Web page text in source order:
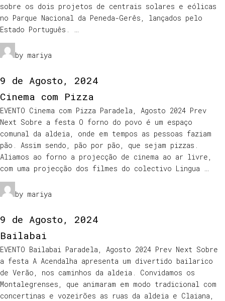
sobre os dois projetos de centrais solares e eólicas
no Parque Nacional da Peneda-Gerês, lançados pelo
Estado Português. …
by mariya
9 de Agosto, 2024
Cinema com Pizza
EVENTO Cinema com Pizza Paradela, Agosto 2024 Prev
Next Sobre a festa O forno do povo é um espaço
comunal da aldeia, onde em tempos as pessoas faziam
pão. Assim sendo, pão por pão, que sejam pizzas.
Aliamos ao forno a projecção de cinema ao ar livre,
com uma projecção dos filmes do colectivo Lingua …
by mariya
9 de Agosto, 2024
Bailabai
EVENTO Bailabai Paradela, Agosto 2024 Prev Next Sobre
a festa A Acendalha apresenta um divertido bailarico
de Verão, nos caminhos da aldeia. Convidamos os
Montalegrenses, que animaram em modo tradicional com
concertinas e vozeirões as ruas da aldeia e Claiana,